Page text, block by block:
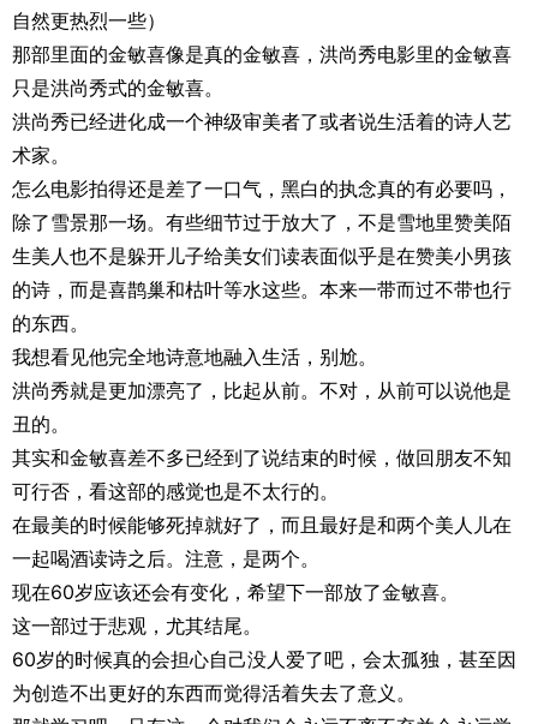
自然更热烈一些）
那部里面的金敏喜像是真的金敏喜，洪尚秀电影里的金敏喜
只是洪尚秀式的金敏喜。
洪尚秀已经进化成一个神级审美者了或者说生活着的诗人艺
术家。
怎么电影拍得还是差了一口气，黑白的执念真的有必要吗，
除了雪景那一场。有些细节过于放大了，不是雪地里赞美陌
生美人也不是躲开儿子给美女们读表面似乎是在赞美小男孩
的诗，而是喜鹊巢和枯叶等水这些。本来一带而过不带也行
的东西。
我想看见他完全地诗意地融入生活，别尬。
洪尚秀就是更加漂亮了，比起从前。不对，从前可以说他是
丑的。
其实和金敏喜差不多已经到了说结束的时候，做回朋友不知
可行否，看这部的感觉也是不太行的。
在最美的时候能够死掉就好了，而且最好是和两个美人儿在
一起喝酒读诗之后。注意，是两个。
现在60岁应该还会有变化，希望下一部放了金敏喜。
这一部过于悲观，尤其结尾。
60岁的时候真的会担心自己没人爱了吧，会太孤独，甚至因
为创造不出更好的东西而觉得活着失去了意义。